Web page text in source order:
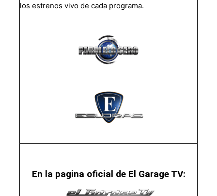
los estrenos vivo de cada programa.
En la pagina oficial de El Garage TV: